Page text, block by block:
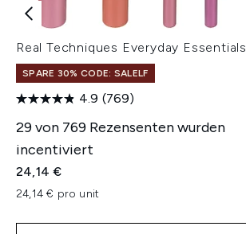
Real Techniques Everyday Essentials
SPARE 30% CODE: SALELF
4.9 (769)
29 von 769 Rezensenten wurden
incentiviert
24,14 €
24,14 € pro unit